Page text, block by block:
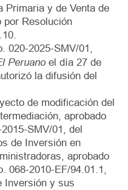
Primaria y de Venta de
por Resolución
020-2025-SMV/01,
Peruanoel día 27 de
la difusión del
de modificación del
aprobado
SMV/01, del
de Inversión en
aprobado
068-2010-EF/94.01.1,
Inversión y sus